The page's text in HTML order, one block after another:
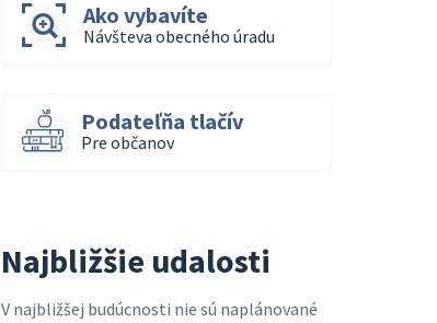
Ako vybavíte
Návšteva obecného úradu
Podateľňa tlačív
Pre občanov
Najbližšie udalosti
V najbližšej budúcnosti nie sú naplánované